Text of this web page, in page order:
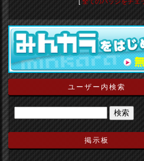
ユーザー内検索
掲示板